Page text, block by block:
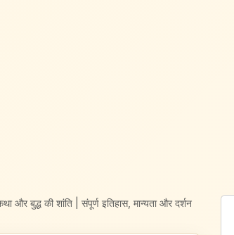
और बुद्ध की शांति | संपूर्ण इतिहास, मान्यता और दर्शन